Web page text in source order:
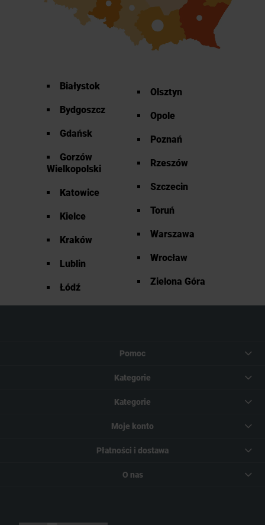
Białystok
Bydgoszcz
Gdańsk
Gorzów
Wielkopolski
Katowice
Kielce
Kraków
Lublin
Łódź
Olsztyn
Opole
Poznań
Rzeszów
Szczecin
Toruń
Warszawa
Wrocław
Zielona Góra
Pomoc
Kategorie
Kategorie
Moje konto
Płatności i dostawa
O nas